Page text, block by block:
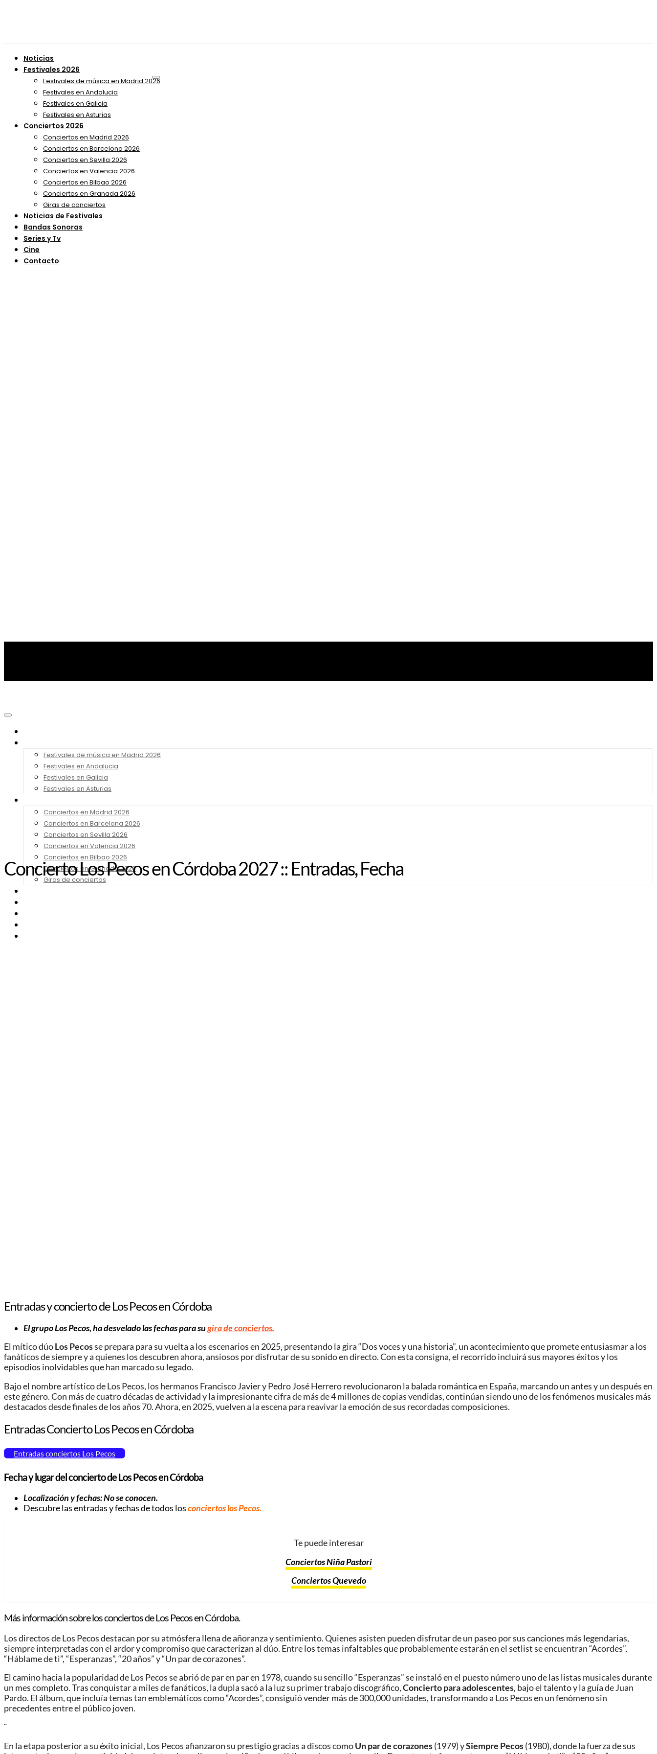
Noticias
Festivales 2026
Festivales de música en Madrid 2026
Festivales en Andalucia
Festivales en Galicia
Festivales en Asturias
Conciertos 2026
Conciertos en Madrid 2026
Conciertos en Barcelona 2026
Conciertos en Sevilla 2026
Conciertos en Valencia 2026
Conciertos en Bilbao 2026
Conciertos en Granada 2026
Giras de conciertos
Noticias de Festivales
Bandas Sonoras
Series y Tv
Cine
Contacto
Festivales de música en Madrid 2026
Festivales en Andalucia
Festivales en Galicia
Festivales en Asturias
Conciertos en Madrid 2026
Conciertos en Barcelona 2026
Conciertos en Sevilla 2026
Conciertos en Valencia 2026
Conciertos en Bilbao 2026
Conciertos en Granada 2026
Giras de conciertos
Concierto Los Pecos en Córdoba 2027 :: Entradas, Fecha
Entradas y concierto de Los Pecos en Córdoba
El grupo Los Pecos, ha desvelado las fechas para sugira de conciertos.
El mítico dúoLos Pecosse prepara para su vuelta a los escenarios en 2025, presentando la gira “Dos voces y una historia”, un acontecimiento que promete entusiasmar a los
fanáticos de siempre y a quienes los descubren ahora, ansiosos por disfrutar de su sonido en directo. Con esta consigna, el recorrido incluirá sus mayores éxitos y los
episodios inolvidables que han marcado su legado.
Bajo el nombre artístico de Los Pecos, los hermanos Francisco Javier y Pedro José Herrero revolucionaron la balada romántica en España, marcando un antes y un después en
este género. Con más de cuatro décadas de actividad y la impresionante cifra de más de 4 millones de copias vendidas, continúan siendo uno de los fenómenos musicales más
destacados desde finales de los años 70. Ahora, en 2025, vuelven a la escena para reavivar la emoción de sus recordadas composiciones.
Entradas Concierto Los Pecos en Córdoba
Entradas conciertos Los Pecos
Fecha y lugar del concierto de Los Pecos en Córdoba
Localización y fechas: No se conocen.
Descubre las entradas y fechas de todos losconciertos los Pecos.
Te puede interesar
Conciertos Niña Pastori
Conciertos Quevedo
Más información sobre los conciertos de Los Pecos en Córdoba.
Los directos de Los Pecos destacan por su atmósfera llena de añoranza y sentimiento. Quienes asisten pueden disfrutar de un paseo por sus canciones más legendarias,
siempre interpretadas con el ardor y compromiso que caracterizan al dúo. Entre los temas infaltables que probablemente estarán en el setlist se encuentran “Acordes”,
“Háblame de ti”, “Esperanzas”, “20 años” y “Un par de corazones”.
El camino hacia la popularidad de Los Pecos se abrió de par en par en 1978, cuando su sencillo “Esperanzas” se instaló en el puesto número uno de las listas musicales durante
un mes completo. Tras conquistar a miles de fanáticos, la dupla sacó a la luz su primer trabajo discográfico,Concierto para adolescentes, bajo el talento y la guía de Juan
Pardo. El álbum, que incluía temas tan emblemáticos como “Acordes”, consiguió vender más de 300,000 unidades, transformando a Los Pecos en un fenómeno sin
precedentes entre el público joven.
¨
En la etapa posterior a su éxito inicial, Los Pecos afianzaron su prestigio gracias a discos comoUn par de corazones(1979) ySiempre Pecos(1980), donde la fuerza de sus